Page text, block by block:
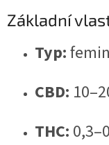
Základní
Typ:
CBD:
THC: